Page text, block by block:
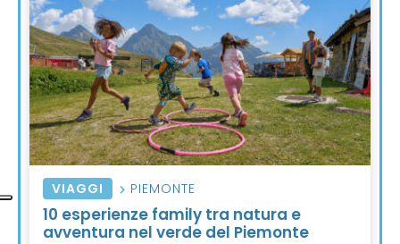
VIAGGI PIEMONTE
10 esperienze family tra natura e
avventura nel verde del Piemonte